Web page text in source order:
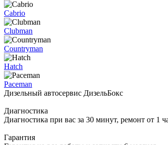
Cabrio
Clubman
Countryman
Hatch
Paceman
Дизельный автосервис ДизельБокс
Диагностика
Диагностика при вас за 30 минут, ремонт от 1
Гарантия